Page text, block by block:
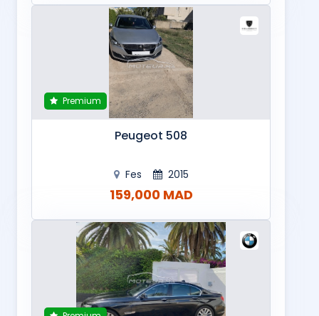
Premium
Peugeot 508
Fes 2015
159,000 MAD